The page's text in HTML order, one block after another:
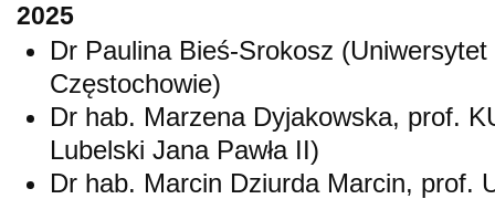
2025
Dr Paulina Bieś-Srokosz (Uniwersytet
Częstochowie)
Dr hab. Marzena Dyjakowska, prof.
Lubelski Jana Pawła II)
Dr hab. Marcin Dziurda Marcin, prof.